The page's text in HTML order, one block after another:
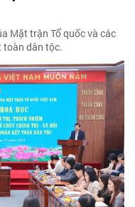
Mặt trận Tổ quốc và các
toàn dân tộc.